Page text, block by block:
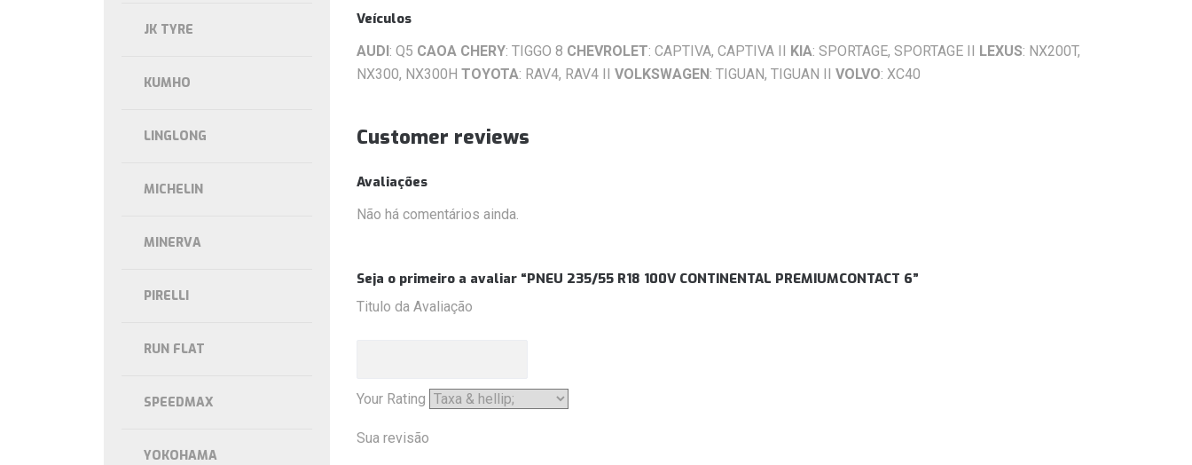
Veículos
AUDI: Q5 CAOA CHERY: TIGGO 8 CHEVROLET: CAPTIVA, CAPTIVA II KIA: SPORTAGE, SPORTAGE II LEXUS: NX200T,
NX300, NX300H TOYOTA: RAV4, RAV4 II VOLKSWAGEN: TIGUAN, TIGUAN II VOLVO: XC40
Customer reviews
Avaliações
Não há comentários ainda.
Seja o primeiro a avaliar “PNEU 235/55 R18 100V CONTINENTAL PREMIUMCONTACT 6”
Titulo da Avaliação
Your Rating
Sua revisão
JK TYRE
KUMHO
LINGLONG
MICHELIN
MINERVA
PIRELLI
RUN FLAT
SPEEDMAX
YOKOHAMA